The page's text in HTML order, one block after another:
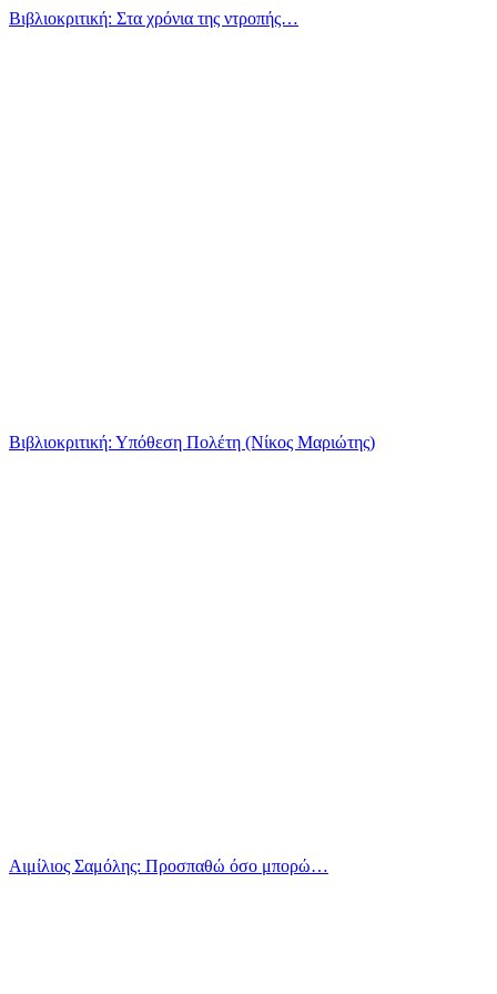
Βιβλιοκριτική: Στα χρόνια της ντροπής…
Βιβλιοκριτική: Υπόθεση Πολέτη (Νίκος Μαριώτης)
Αιμίλιος Σαμόλης: Προσπαθώ όσο μπορώ…